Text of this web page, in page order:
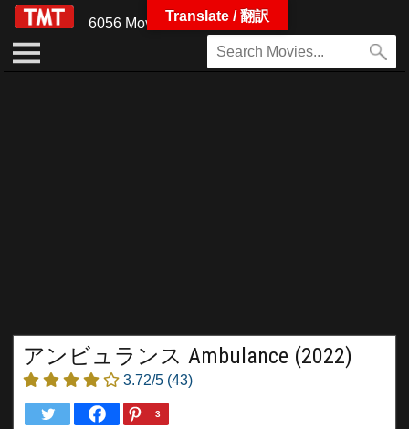
6056 Movies
アンビュランス Ambulance (2022)
3.72/5 (43)
3
Translate / 翻訳